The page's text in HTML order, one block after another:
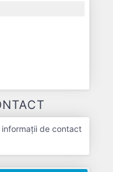
de contact